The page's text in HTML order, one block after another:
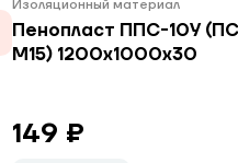
Изоляционный материал
Пенопласт ППС-10У
М15) 1200х1000х30
149 ₽